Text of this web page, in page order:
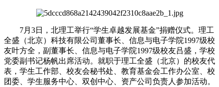
7月3日，北理工举行“学生卓越发展基金”捐赠仪式。理工
全盛（北京）科技有限公司董事长、信息与电子学院1997级校
友叶方全，副董事长、信息与电子学院1997级校友吕盛，学校
党委副书记杨帆出席活动。就职于理工全盛（北京）的校友代
表，学生工作部、校友会秘书处、教育基金会工作办公室、校
团委、学生服务中心、双创中心、资产公司负责人参加活动。